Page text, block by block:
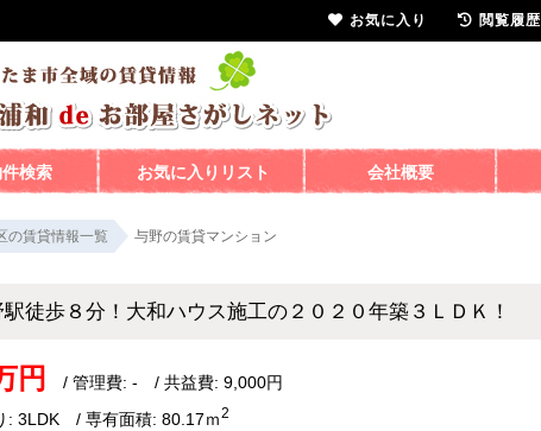
検索 お気に入りリスト 会社概要
の賃貸情報一覧 与野の賃貸マンション
徒歩８分！大和ハウス施工の２０２０年築３ＬＤＫ！
円
/ 管理費: - / 共益費: 9,000円
: 3LDK / 専有面積: 80.17ｍ2
お気に入り 閲覧履歴